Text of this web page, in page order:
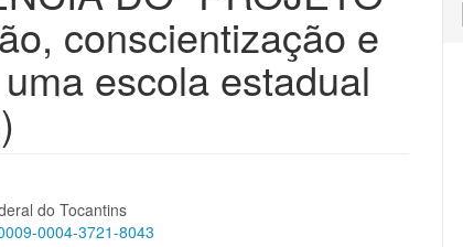
conscientização e
escola estadual
do Tocantins
0004-3721-8043